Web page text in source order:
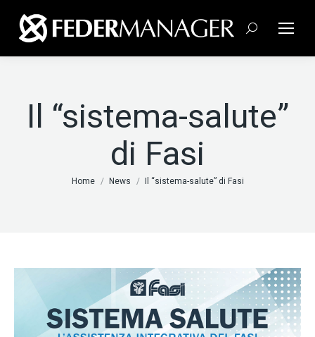
Cerca:
Il “sistema-salute”
di Fasi
Tu sei qui:
Home News Il “sistema-salute” di Fasi